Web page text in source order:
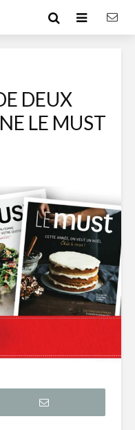
DEUX
LE MUST
produits